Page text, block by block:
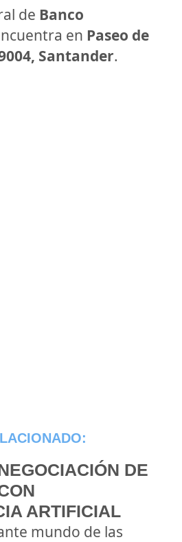
de Banco
en Paseo de
Santander.
DE
ARTIFICIAL
mundo de las